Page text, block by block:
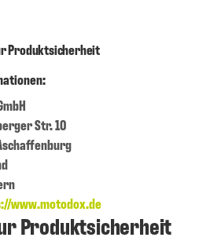
Produktsicherheit
Str. 10
www.motodox.de
Produktsicherheit